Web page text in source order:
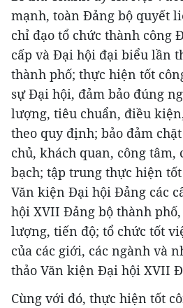
mạnh, toàn Đảng bộ quyết
chỉ đạo tổ chức thành công
cấp và Đại hội đại biểu lần
thành phố; thực hiện tốt
sự Đại hội, đảm bảo đúng
lượng, tiêu chuẩn, điều
theo quy định; bảo đảm
chủ, khách quan, công
bạch; tập trung thực hiện
Văn kiện Đại hội Đảng các
hội XVII Đảng bộ thành
lượng, tiến độ; tổ chức tốt
của các giới, các ngành và
thảo Văn kiện Đại hội XVII
Cùng với đó, thực hiện tốt